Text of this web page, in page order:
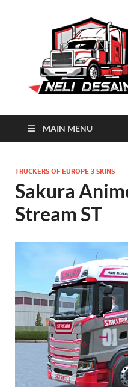
MAIN MENU
TRUCKERS OF EUROPE 3 SKINS
Sakura
Stream ST